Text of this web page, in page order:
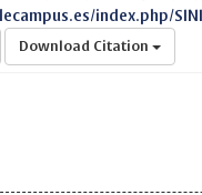
index.php/
Download Citation